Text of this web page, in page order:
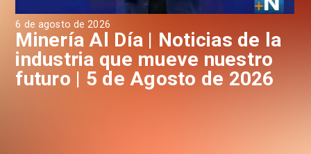
6 de agosto de 2026
Minería Al Día | Noticias de la
industria que mueve nuestro
futuro | 5 de Agosto de 2026